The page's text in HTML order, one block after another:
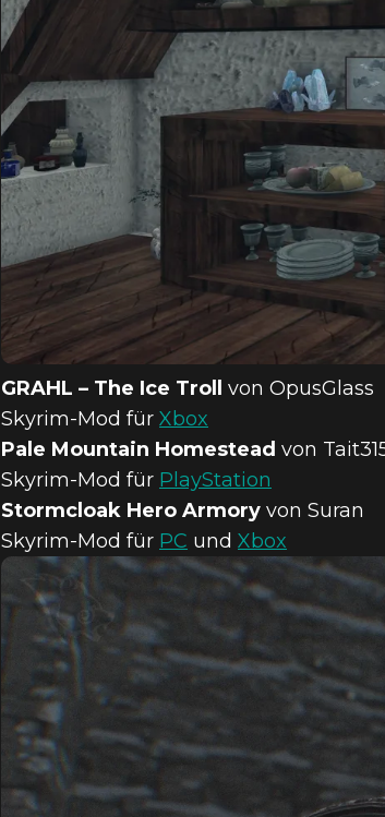
GRAHL – The Ice Troll
von OpusGlass
Skyrim-Mod für Xbox
Pale Mountain Homestead von
Skyrim-Mod für PlayStation
Stormcloak Hero Armory von Suran
Skyrim-Mod für PC und Xbox